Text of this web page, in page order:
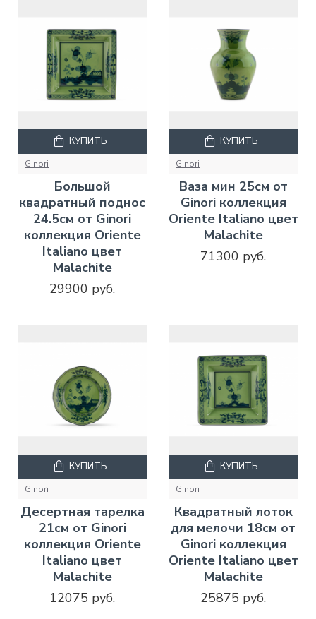
Ginori
Большой
квадратный поднос
24.5см от Ginori
коллекция Oriente
Italiano цвет
Malachite
29900 руб.
КУПИТЬ
Ginori
Ваза мин 25см от
Ginori коллекция
Oriente Italiano цвет
Malachite
71300 руб.
КУПИТЬ
Ginori
Десертная тарелка
21см от Ginori
коллекция Oriente
Italiano цвет
Malachite
12075 руб.
КУПИТЬ
Ginori
Квадратный лоток
для мелочи 18см от
Ginori коллекция
Oriente Italiano цвет
Malachite
25875 руб.
КУПИТЬ